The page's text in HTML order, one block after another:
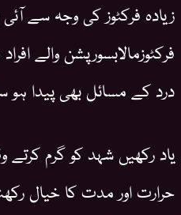
زیادہ فرکٹوز کی وجہ سے
فرکٹوزمالابسورپشن والے
درد کے مسائل بھی پیدا ہو
یاد رکھیں شہد کو گرم
حرارت اور مدت کا خیال